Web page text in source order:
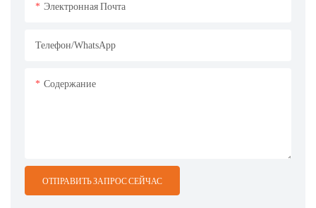
Электронная Почта
Телефон/WhatsApp
Содержание
ОТПРАВИТЬ ЗАПРОС СЕЙЧАС